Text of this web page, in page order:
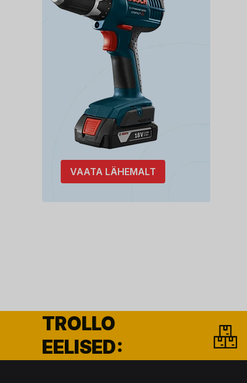
VAATA LÄHEMALT
TROLLO
EELISED: